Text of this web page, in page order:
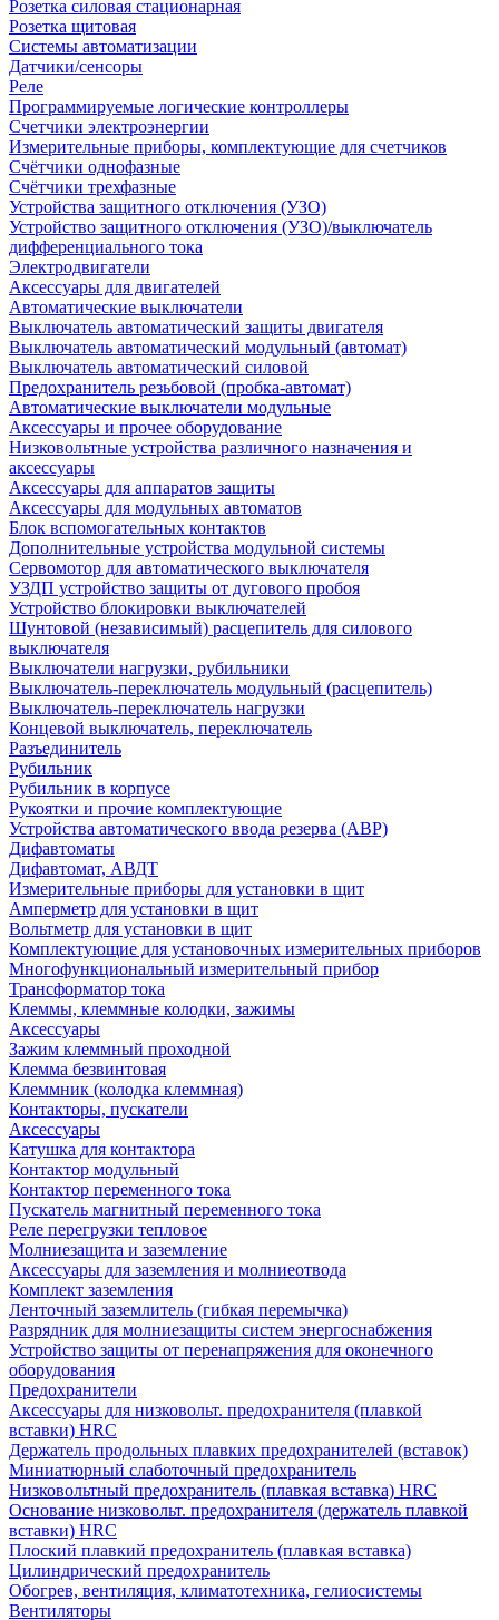
Розетка силовая стационарная
Розетка щитовая
Системы автоматизации
Датчики/сенсоры
Реле
Программируемые логические контроллеры
Счетчики электроэнергии
Измерительные приборы, комплектующие для счетчиков
Счётчики однофазные
Счётчики трехфазные
Устройства защитного отключения (УЗО)
Устройство защитного отключения (УЗО)/выключатель
дифференциального тока
Электродвигатели
Аксессуары для двигателей
Автоматические выключатели
Выключатель автоматический защиты двигателя
Выключатель автоматический модульный (автомат)
Выключатель автоматический силовой
Предохранитель резьбовой (пробка-автомат)
Автоматические выключатели модульные
Аксессуары и прочее оборудование
Низковольтные устройства различного назначения и
аксессуары
Аксессуары для аппаратов защиты
Аксессуары для модульных автоматов
Блок вспомогательных контактов
Дополнительные устройства модульной системы
Сервомотор для автоматического выключателя
УЗДП устройство защиты от дугового пробоя
Устройство блокировки выключателей
Шунтовой (независимый) расцепитель для силового
выключателя
Выключатели нагрузки, рубильники
Выключатель-переключатель модульный (расцепитель)
Выключатель-переключатель нагрузки
Концевой выключатель, переключатель
Разъединитель
Рубильник
Рубильник в корпусе
Рукоятки и прочие комплектующие
Устройства автоматического ввода резерва (АВР)
Дифавтоматы
Дифавтомат, АВДТ
Измерительные приборы для установки в щит
Амперметр для установки в щит
Вольтметр для установки в щит
Комплектующие для установочных измерительных приборов
Многофункциональный измерительный прибор
Трансформатор тока
Клеммы, клеммные колодки, зажимы
Аксессуары
Зажим клеммный проходной
Клемма безвинтовая
Клеммник (колодка клеммная)
Контакторы, пускатели
Аксессуары
Катушка для контактора
Контактор модульный
Контактор переменного тока
Пускатель магнитный переменного тока
Реле перегрузки тепловое
Молниезащита и заземление
Аксессуары для заземления и молниеотвода
Комплект заземления
Ленточный заземлитель (гибкая перемычка)
Разрядник для молниезащиты систем энергоснабжения
Устройство защиты от перенапряжения для оконечного
оборудования
Предохранители
Аксессуары для низковольт. предохранителя (плавкой
вставки) HRC
Держатель продольных плавких предохранителей (вставок)
Миниатюрный слаботочный предохранитель
Низковольтный предохранитель (плавкая вставка) HRC
Основание низковольт. предохранителя (держатель плавкой
вставки) HRC
Плоский плавкий предохранитель (плавкая вставка)
Цилиндрический предохранитель
Обогрев, вентиляция, климатотехника, гелиосистемы
Вентиляторы